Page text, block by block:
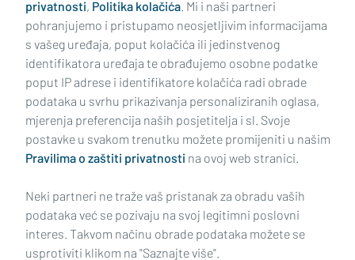
Impressum Uvjeti korištenja Politika privatnosti
Oglašavanje
privatnosti, Politika kolačića. Mi i naši partneri
pohranjujemo i pristupamo neosjetljivim informacijama
s vašeg uređaja, poput kolačića ili jedinstvenog
identifikatora uređaja te obrađujemo osobne podatke
poput IP adrese i identifikatore kolačića radi obrade
podataka u svrhu prikazivanja personaliziranih oglasa,
mjerenja preferencija naših posjetitelja i sl. Svoje
postavke u svakom trenutku možete promijeniti u našim
Pravilima o zaštiti privatnosti na ovoj web stranici.
Neki partneri ne traže vaš pristanak za obradu vaših
podataka već se pozivaju na svoj legitimni poslovni
interes. Takvom načinu obrade podataka možete se
usprotiviti klikom na "Saznajte više".